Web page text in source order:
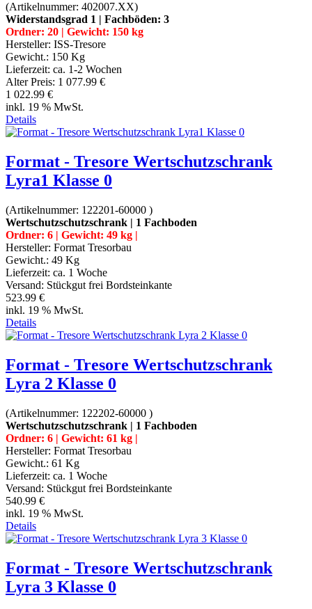
(Artikelnummer: 402007.XX)
Widerstandsgrad 1 | Fachböden: 3
Ordner: 20 | Gewicht: 150 kg
Hersteller: ISS-Tresore
Gewicht.: 150 Kg
Lieferzeit: ca. 1-2 Wochen
Alter Preis: 1 077.99 €
1 022.99 €
inkl. 19 % MwSt.
Details
Format - Tresore Wertschutzschrank
Lyra1 Klasse 0
(Artikelnummer: 122201-60000 )
Wertschutzschutzschrank | 1 Fachboden
Ordner: 6 | Gewicht: 49 kg |
Hersteller: Format Tresorbau
Gewicht.: 49 Kg
Lieferzeit: ca. 1 Woche
Versand: Stückgut frei Bordsteinkante
523.99 €
inkl. 19 % MwSt.
Details
Format - Tresore Wertschutzschrank
Lyra 2 Klasse 0
(Artikelnummer: 122202-60000 )
Wertschutzschutzschrank | 1 Fachboden
Ordner: 6 | Gewicht: 61 kg |
Hersteller: Format Tresorbau
Gewicht.: 61 Kg
Lieferzeit: ca. 1 Woche
Versand: Stückgut frei Bordsteinkante
540.99 €
inkl. 19 % MwSt.
Details
Format - Tresore Wertschutzschrank
Lyra 3 Klasse 0